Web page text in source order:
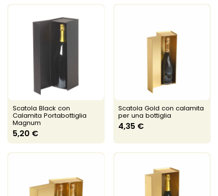
Scatola Black con
Calamita Portabottiglia
Magnum
5,20 €
Scatola Gold con calamita
per una bottiglia
4,35 €